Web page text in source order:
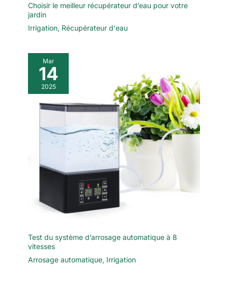
Choisir le meilleur récupérateur d’eau pour votre
jardin
Irrigation, Récupérateur d'eau
Mar
14
2025
Test du système d’arrosage automatique à 8
vitesses
Arrosage automatique, Irrigation